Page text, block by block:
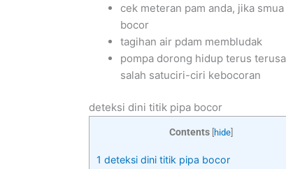
cek meteran pam anda, jika
bocor
tagihan air pdam membludak
pompa dorong hidup terus
salah satuciri-ciri kebocoran
deteksi dini titik pipa bocor
Contents hide
1 deteksi dini titik pipa bocor